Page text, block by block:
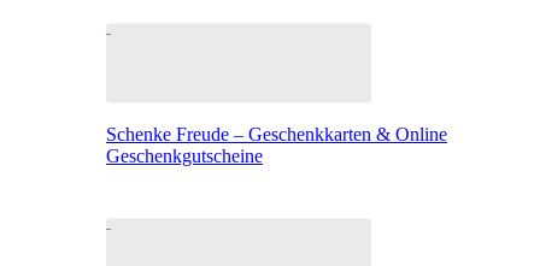
Schenke Freude – Geschenkkarten & Online
Geschenkgutscheine